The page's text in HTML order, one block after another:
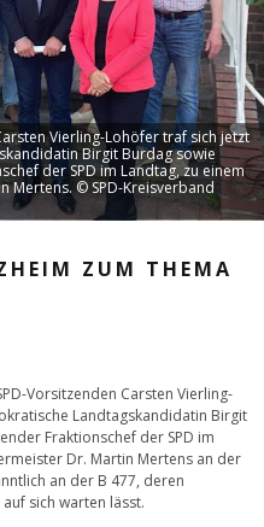
Vierling-Lohöfer traf sich jetzt
Birgit Burdag sowie
der SPD im Landtag, zu einem
Mertens. © SPD-Kreisverband
ZUM THEMA
Vorsitzenden Carsten Vierling-
Landtagskandidatin Birgit
Fraktionschef der SPD im
Dr. Martin Mertens an der
an der B 477, deren
sich warten lässt.